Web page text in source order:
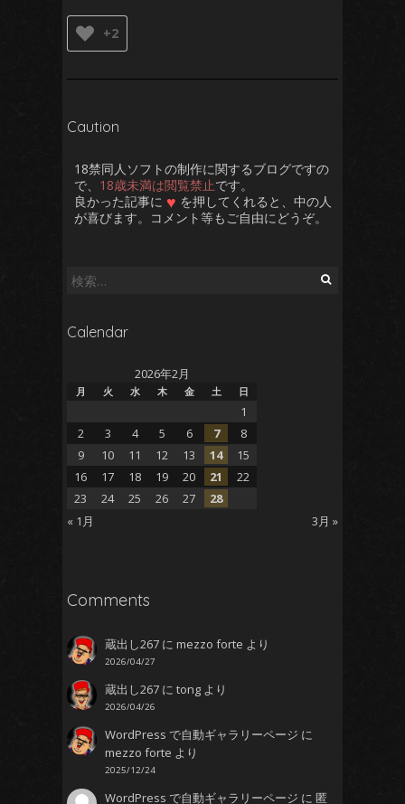
さくしゅ
わずら
ものご
+2
Caution
18禁同人ソフトの制作に関するブログですの
で、 18歳未満は閲覧禁止です。
良かった記事に ♥ を押してくれると、中の人
が喜びます。コメント等もご自由にどうぞ。
検
Calendar
2026年2月
月 火 水 木 金 土 日
1
2
3 4 5 6 7
8
9
10 11 12 13 14
15
16
17 18 19 20 21
22
23
24 25 26 27
28
« 1月
3月 »
Comments
蔵出し267 にmezzo forte より
2026/04/27
蔵出し267 にtong より
2026/04/26
WordPress で自動ギャラリーページ に
mezzo forte より
2025/12/24
WordPress で自動ギャラリーページ に匿